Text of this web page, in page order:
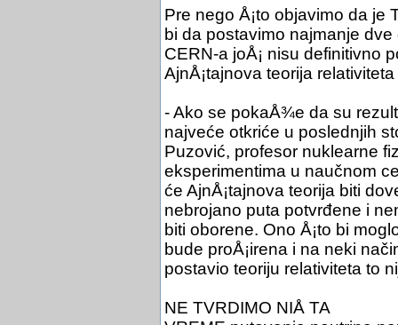
Pre nego Å¡to objavimo da je
bi da postavimo najmanje
CERN-a joÅ¡ nisu definitivno
AjnÅ¡tajnova teorija
- Ako se pokaÅ¾e da su
najveće otkriće u poslednjih
Puzović, profesor nuklearne
eksperimentima u naučnom
će AjnÅ¡tajnova teorija biti
nebrojano puta potvrđene i
biti oborene. Ono Å¡to bi
bude proÅ¡irena i na neki
postavio teoriju relativiteta to
NE TVRDIMO NIÅ TA